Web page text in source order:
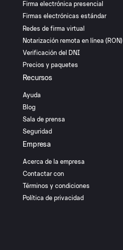
Firma electrónica presencial
Firmas electrónicas estándar
Redes de firma virtual
Notarización remota en línea (RON)
Verificación del DNI
Precios y paquetes
Recursos
Ayuda
Blog
Sala de prensa
Seguridad
Empresa
Acerca de la empresa
Contactar con
Términos y condiciones
Política de privacidad